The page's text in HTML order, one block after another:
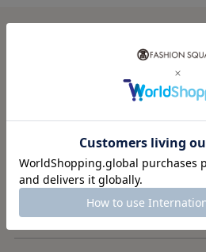
返品OK
一部商品を除き、
お届け後7日以内の場合
返品することが可能です